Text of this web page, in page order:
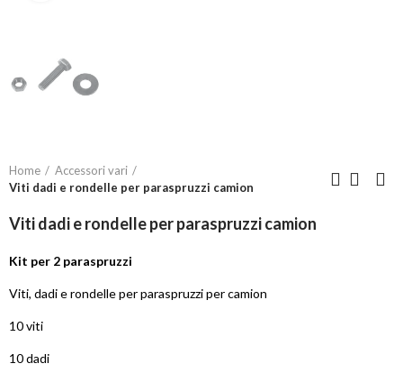
Home
Accessori vari
Viti dadi e rondelle per paraspruzzi camion
Viti dadi e rondelle per paraspruzzi camion
Kit per 2 paraspruzzi
Viti, dadi e rondelle per paraspruzzi per camion
10 viti
10 dadi